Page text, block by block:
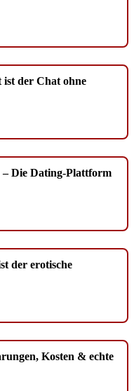
ist der Chat ohne
Die Dating-Plattform
der erotische
Kosten & echte